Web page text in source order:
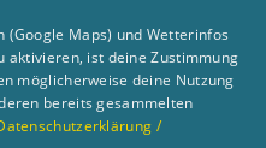
(Google Maps) und Wetterinfos
aktivieren, ist deine Zustimmung
möglicherweise deine Nutzung
bereits gesammelten
/